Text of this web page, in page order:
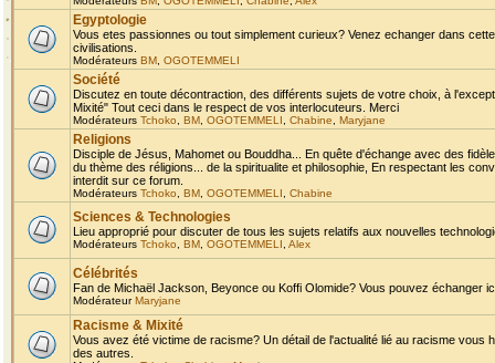
Egyptologie
Vous etes passionnes ou tout simplement curieux? Venez echanger dans
civilisations.
Modérateurs BM OGOTEMMELI
Société
Discutez en toute décontraction, des différents sujets de votre choix, à
Mixité" Tout ceci dans le respect de vos interlocuteurs. Merci
Modérateurs Tchoko BM OGOTEMMELI Chabine Maryjane
Religions
Disciple de Jésus, Mahomet ou Bouddha... En quête d'échange avec des
du thème des réligions... de la spiritualite et philosophie, En respectant les
interdit sur ce forum.
Modérateurs Tchoko BM OGOTEMMELI Chabine
Sciences & Technologies
Lieu approprié pour discuter de tous les sujets relatifs aux nouvelles
Modérateurs Tchoko BM OGOTEMMELI Alex
Célébrités
Fan de Michaël Jackson, Beyonce ou Koffi Olomide? Vous pouvez échanger
ModérateurMaryjane
Racisme & Mixité
Vous avez été victime de racisme? Un détail de l'actualité lié au racisme
des autres.